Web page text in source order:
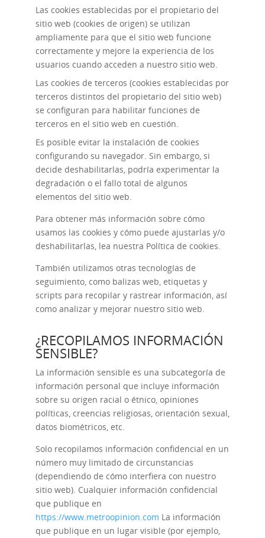
Las cookies establecidas por el propietario del
sitio web (cookies de origen) se utilizan
ampliamente para que el sitio web funcione
correctamente y mejore la experiencia de los
usuarios cuando acceden a nuestro sitio web.
Las cookies de terceros (cookies establecidas por
terceros distintos del propietario del sitio web)
se configuran para habilitar funciones de
terceros en el sitio web en cuestión.
Es posible evitar la instalación de cookies
configurando su navegador. Sin embargo, si
decide deshabilitarlas, podría experimentar la
degradación o el fallo total de algunos
elementos del sitio web.
Para obtener más información sobre cómo
usamos las cookies y cómo puede ajustarlas y/o
deshabilitarlas, lea nuestra Política de cookies.
También utilizamos otras tecnologías de
seguimiento, como balizas web, etiquetas y
scripts para recopilar y rastrear información, así
como analizar y mejorar nuestro sitio web.
¿RECOPILAMOS INFORMACIÓN
SENSIBLE?
La información sensible es una subcategoría de
información personal que incluye información
sobre su origen racial o étnico, opiniones
políticas, creencias religiosas, orientación sexual,
datos biométricos, etc.
Solo recopilamos información confidencial en un
número muy limitado de circunstancias
(dependiendo de cómo interfiera con nuestro
sitio web). Cualquier información confidencial
que publique en
https://www.metroopinion.com La información
que publique en un lugar visible (por ejemplo,